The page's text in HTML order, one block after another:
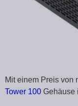
Mit einem Preis von
Tower 100 Gehäuse